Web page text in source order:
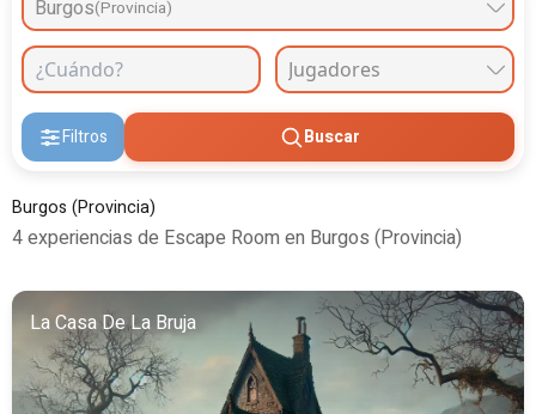
Burgos(Provincia)
Filtros Buscar
Burgos (Provincia)
4 experiencias de Escape Room en Burgos (Provincia)
La Casa De La Bruja